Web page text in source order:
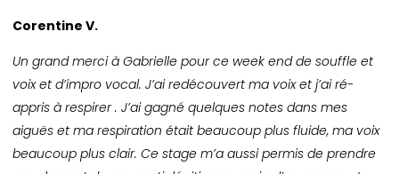
Corentine V.
Un grand merci à Gabrielle pour ce week end de souffle et
voix et d’impro vocal. J’ai redécouvert ma voix et j’ai ré-
appris à respirer . J’ai gagné quelques notes dans mes
aiguës et ma respiration était beaucoup plus fluide, ma voix
beaucoup plus clair. Ce stage m’a aussi permis de prendre